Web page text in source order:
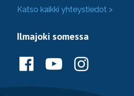
Katso kaikki yhteystiedot >
Ilmajoki somessa